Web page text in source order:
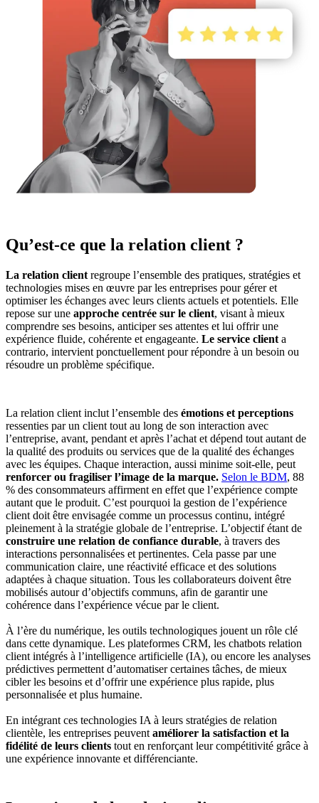
Qu’est-ce que la relation client ?
La relation client regroupe l’ensemble des pratiques, stratégies et
technologies mises en œuvre par les entreprises pour gérer et
optimiser les échanges avec leurs clients actuels et potentiels. Elle
repose sur une approche centrée sur le client, visant à mieux
comprendre ses besoins, anticiper ses attentes et lui offrir une
expérience fluide, cohérente et engageante. Le service client a
contrario, intervient ponctuellement pour répondre à un besoin ou
résoudre un problème spécifique.
La relation client inclut l’ensemble des émotions et perceptions
ressenties par un client tout au long de son interaction avec
l’entreprise, avant, pendant et après l’achat et dépend tout autant de
la qualité des produits ou services que de la qualité des échanges
avec les équipes. Chaque interaction, aussi minime soit-elle, peut
renforcer ou fragiliser l’image de la marque. Selon le BDM, 88
% des consommateurs affirment en effet que l’expérience compte
autant que le produit. C’est pourquoi la gestion de l’expérience
client doit être envisagée comme un processus continu, intégré
pleinement à la stratégie globale de l’entreprise. L’objectif étant de
construire une relation de confiance durable, à travers des
interactions personnalisées et pertinentes. Cela passe par une
communication claire, une réactivité efficace et des solutions
adaptées à chaque situation. Tous les collaborateurs doivent être
mobilisés autour d’objectifs communs, afin de garantir une
cohérence dans l’expérience vécue par le client.
À l’ère du numérique, les outils technologiques jouent un rôle clé
dans cette dynamique. Les plateformes CRM, les chatbots relation
client intégrés à l’intelligence artificielle (IA), ou encore les analyses
prédictives permettent d’automatiser certaines tâches, de mieux
cibler les besoins et d’offrir une expérience plus rapide, plus
personnalisée et plus humaine.
En intégrant ces technologies IA à leurs stratégies de relation
clientèle, les entreprises peuvent améliorer la satisfaction et la
fidélité de leurs clients tout en renforçant leur compétitivité grâce à
une expérience innovante et différenciante.